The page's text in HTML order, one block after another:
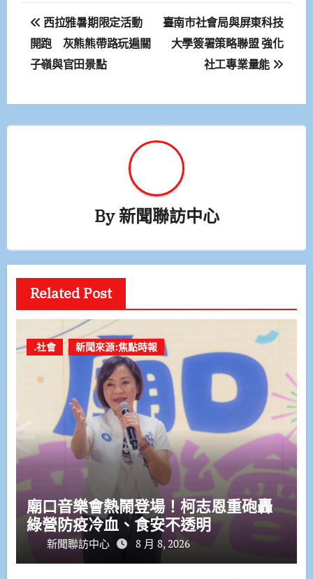
文
章
導
覽
西拉雅暑期限定活動
開跑 灰熊熊帶路玩遍關
子嶺與官田景點
臺南市社會局與屏東科技
大學簽署策略聯盟 強化
社工專業量能
By新聞聯訪中心
Related Post
.社會 新聞來源:焦點時報
廟口音樂會熱鬧登場！柯志恩重砲轟
綠營防疫冷血、食安不透明
新聞聯訪中心 8 月 8, 2026